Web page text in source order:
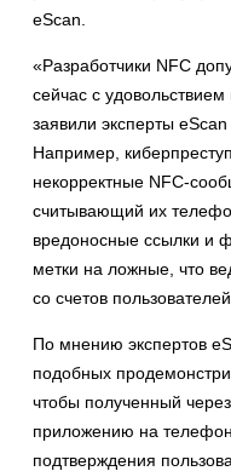
eScan.
«Разработчики NFC
сейчас с
заявили эксперты
Например,
некорректные NFC-
считывающий их
вредоносные ссылки и
метки на ложные, что
со счетов
По мнению экспертов
подобных
чтобы полученный
приложению на
подтверждения